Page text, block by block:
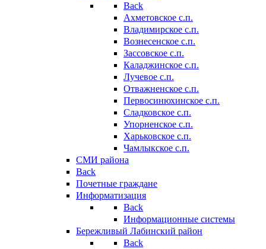
Back
Ахметовское с.п.
Владимирское с.п.
Вознесенское с.п.
Зассовское с.п.
Каладжинское с.п.
Лучевое с.п.
Отважненское с.п.
Первосинюхинское с.п.
Сладковское с.п.
Упорненское с.п.
Харьковское с.п.
Чамлыкское с.п.
СМИ района
Back
Почетные граждане
Информатизация
Back
Информационные системы
Бережливый Лабинский район
Back